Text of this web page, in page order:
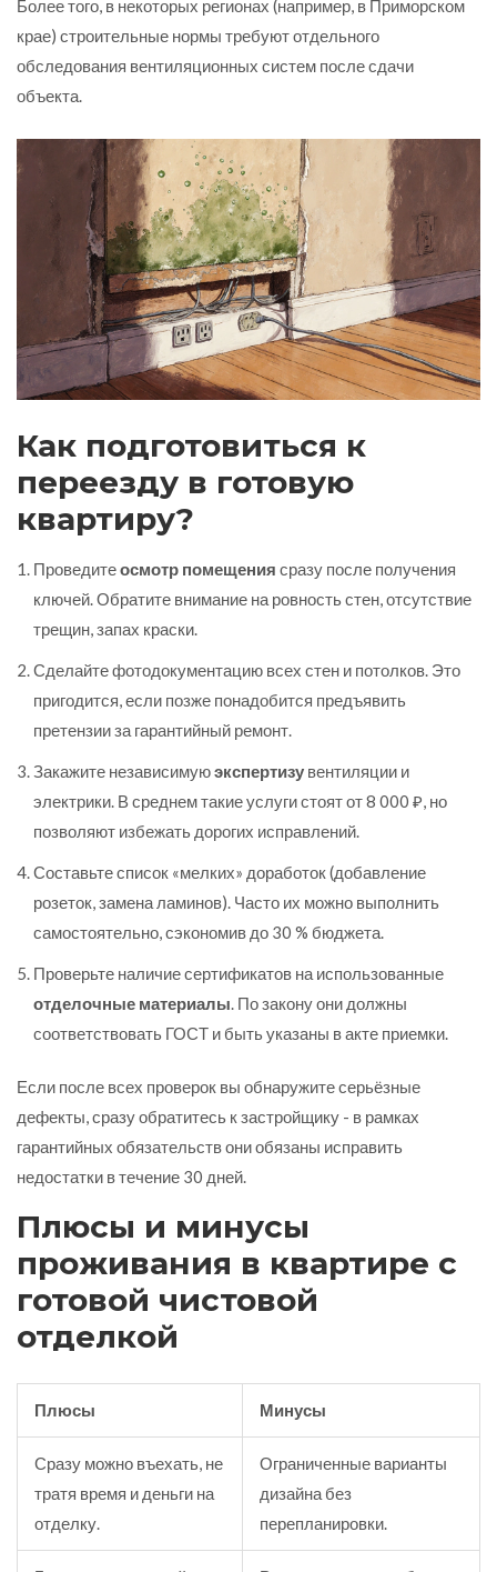
Более того, в некоторых регионах (например, в Приморском
крае) строительные нормы требуют отдельного
обследования вентиляционных систем после сдачи
объекта.
Как подготовиться к
переезду в готовую
квартиру?
Проведитеосмотр помещения сразу после получения
ключей. Обратите внимание на ровность стен, отсутствие
трещин, запах краски.
Сделайте фотодокументацию всех стен и потолков. Это
пригодится, если позже понадобится предъявить
претензии за гарантийный ремонт.
Закажите независимуюэкспертизу вентиляции и
электрики. В среднем такие услуги стоят от 8 000 ₽, но
позволяют избежать дорогих исправлений.
Составьте список «мелких» доработок (добавление
розеток, замена ламинов). Часто их можно выполнить
самостоятельно, сэкономив до 30 % бюджета.
Проверьте наличие сертификатов на использованные
отделочные материалы. По закону они должны
соответствовать ГОСТ и быть указаны в акте приемки.
Если после всех проверок вы обнаружите серьёзные
дефекты, сразу обратитесь к застройщику - в рамках
гарантийных обязательств они обязаны исправить
недостатки в течение 30 дней.
Плюсы и минусы
проживания в квартире с
готовой чистовой
отделкой
Плюсы Минусы
Сразу можно въехать, не
тратя время и деньги на
отделку.
Ограниченные варианты
дизайна без
перепланировки.